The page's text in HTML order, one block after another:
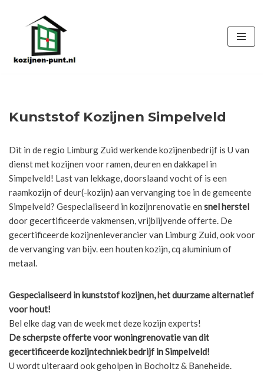
de
Kunststof Kozijnen Simpelveld
Dit in de regio Limburg Zuid werkende kozijnenbedrijf is U van
dienst met kozijnen voor ramen, deuren en dakkapel in
Simpelveld! Last van lekkage, doorslaand vocht of is een
raamkozijn of deur(-kozijn) aan vervanging toe in de gemeente
Simpelveld? Gespecialiseerd in kozijnrenovatie en snel herstel
door gecertificeerde vakmensen, vrijblijvende offerte. De
gecertificeerde kozijnenleverancier van Limburg Zuid, ook voor
de vervanging van bijv. een houten kozijn, cq aluminium of
metaal.
Gespecialiseerd in kunststof kozijnen, het duurzame alternatief
voor hout!
Bel elke dag van de week met deze kozijn experts!
De scherpsteofferte voor woningrenovatie van dit
gecertificeerde kozijntechniek bedrijf in Simpelveld!
U wordt uiteraard ook geholpen in Bocholtz & Baneheide.